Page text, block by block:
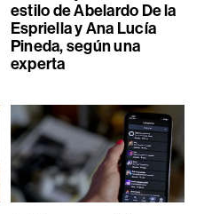
estilo de Abelardo De la
Espriella y Ana Lucía
Pineda, según una
experta